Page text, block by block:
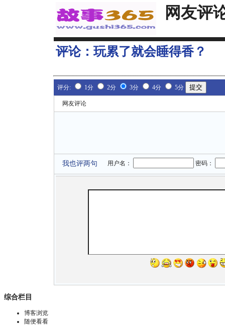
网友评
评论： 玩累了就会睡得香？
评分: 1分 2分 3分 4分 5分
网友评论
我也评两句 用户名： 密码：
综合栏目
博客浏览
随便看看